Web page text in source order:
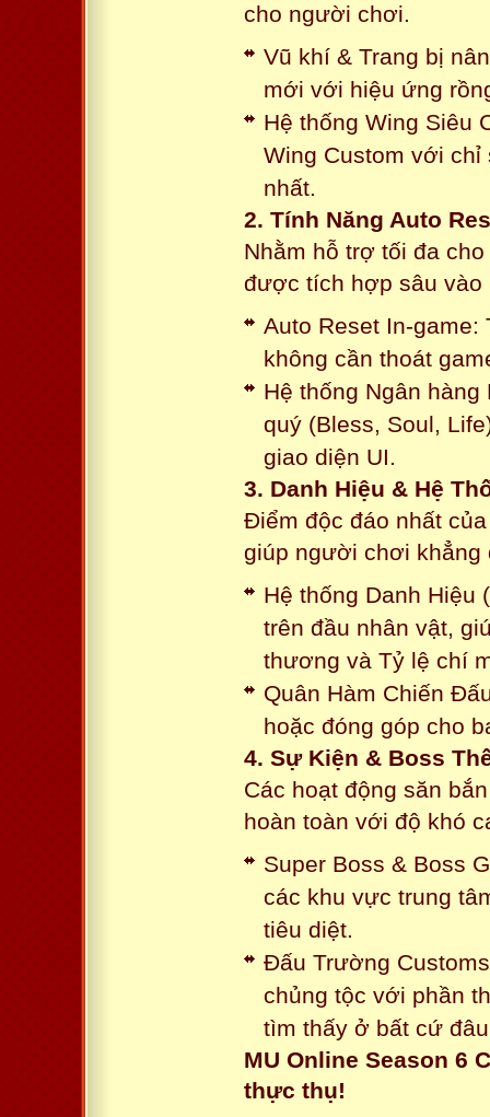
cho người chơi.
Vũ khí & Trang bị
mới với hiệu ứng
Hệ thống Wing Siêu
Wing Custom với
nhất.
2. Tính Năng Auto
Nhằm hỗ trợ tối đa
được tích hợp sâu vào
Auto Reset In-game:
không cần thoát
Hệ thống Ngân
quý (Bless, Soul,
giao diện UI.
3. Danh Hiệu & Hệ
Điểm độc đáo nhất
giúp người chơi khẳng
Hệ thống Danh Hiệu
trên đầu nhân vật,
thương và Tỷ lệ chí
Quân Hàm Chiến
hoặc đóng góp cho
4. Sự Kiện & Boss
Các hoạt động săn
hoàn toàn với độ khó
Super Boss & Boss
các khu vực trung
tiêu diệt.
Đấu Trường
chủng tộc với phần
tìm thấy ở bất cứ
MU Online Season 6
thực thụ!